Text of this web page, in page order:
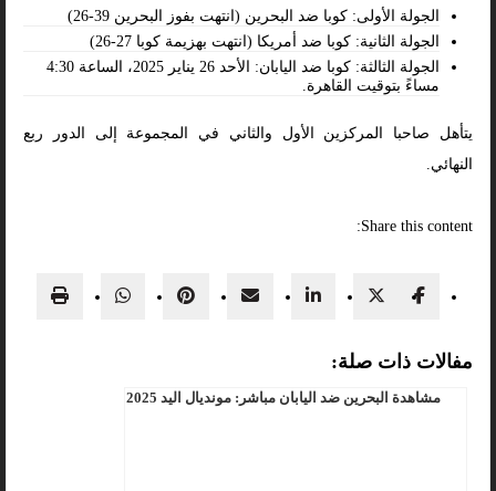
الجولة الأولى: كوبا ضد البحرين (انتهت بفوز البحرين 39-26)
الجولة الثانية: كوبا ضد أمريكا (انتهت بهزيمة كوبا 27-26)
الجولة الثالثة: كوبا ضد اليابان: الأحد 26 يناير 2025، الساعة 4:30
مساءً بتوقيت القاهرة.
يتأهل صاحبا المركزين الأول والثاني في المجموعة إلى الدور ربع
النهائي.
Share this content:
مفالات ذات صلة:
مشاهدة البحرين ضد اليابان مباشر: مونديال اليد 2025